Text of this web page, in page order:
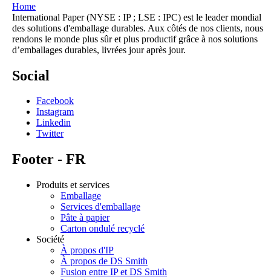
Home
International Paper (NYSE : IP ; LSE : IPC) est le leader mondial
des solutions d'emballage durables. Aux côtés de nos clients, nous
rendons le monde plus sûr et plus productif grâce à nos solutions
d’emballages durables, livrées jour après jour.
Social
Facebook
Instagram
Linkedin
Twitter
Footer - FR
Produits et services
Emballage
Services d'emballage
Pâte à papier
Carton ondulé recyclé
Société
À propos d'IP
À propos de DS Smith
Fusion entre IP et DS Smith